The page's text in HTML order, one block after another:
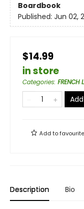
Boardbook
Published: Jun 02,
$14.99
in store
Categories: FRENCH
Add to
Description Bio